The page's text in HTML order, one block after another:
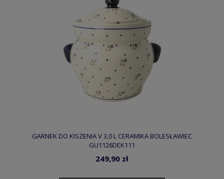
GARNEK DO KISZENIA V 3,0 L CERAMIKA BOLESŁAWIEC
GU1126DEK111
249,90 zł